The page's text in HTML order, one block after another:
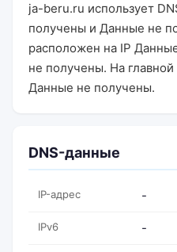
ja-beru.ru использует
получены и Данные не
расположен на IP
не получены. На главной
Данные не получены.
DNS-данные
IP-адрес -
IPv6 -